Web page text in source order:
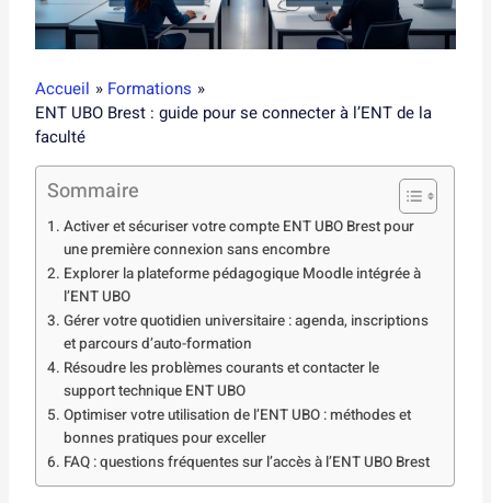
Accueil
Formations
ENT UBO Brest : guide pour se connecter à l’ENT de la
faculté
Sommaire
Activer et sécuriser votre compte ENT UBO Brest pour
une première connexion sans encombre
Explorer la plateforme pédagogique Moodle intégrée à
l’ENT UBO
Gérer votre quotidien universitaire : agenda, inscriptions
et parcours d’auto-formation
Résoudre les problèmes courants et contacter le
support technique ENT UBO
Optimiser votre utilisation de l’ENT UBO : méthodes et
bonnes pratiques pour exceller
FAQ : questions fréquentes sur l’accès à l’ENT UBO Brest